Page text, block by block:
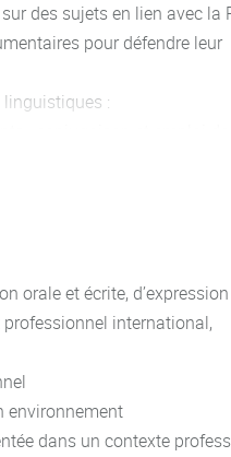
des sujets en lien avec la
pour défendre leur
linguistiques :
en contexte, forme
de l’expression
affaires et le restituer
orale et écrite,
international,
environnement
dans un contexte